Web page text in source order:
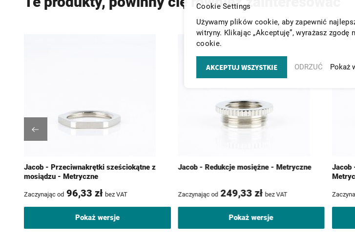
Jacob - Przeciwnakrętki sześciokątne z
mosiądzu - Metryczne
Zaczynając od 96,33 zł bez VAT
Pokaż wersje
Jacob - Redukcje mosiężne - Metryczne
Zaczynając od 249,33 zł bez VAT
Pokaż wersje
Jacob
Cookie Settings
Używamy plików cookie, aby zapewnić
witryny. Klikając „Akceptuję”, wyrażasz zgodę
cookie.
AKCEPTUJ WSZYSTKIE ODRZUĆ Pokaż